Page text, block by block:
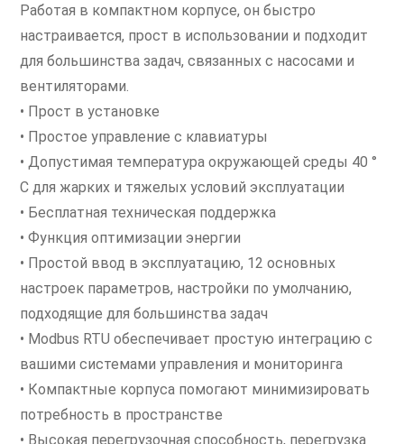
Работая в компактном корпусе, он быстро
настраивается, прост в использовании и подходит
для большинства задач, связанных с насосами и
вентиляторами.
• Прост в установке
• Простое управление с клавиатуры
• Допустимая температура окружающей среды 40 °
C для жарких и тяжелых условий эксплуатации
• Бесплатная техническая поддержка
• Функция оптимизации энергии
• Простой ввод в эксплуатацию, 12 основных
настроек параметров, настройки по умолчанию,
подходящие для большинства задач
• Modbus RTU обеспечивает простую интеграцию с
вашими системами управления и мониторинга
• Компактные корпуса помогают минимизировать
потребность в пространстве
• Высокая перегрузочная способность, перегрузка